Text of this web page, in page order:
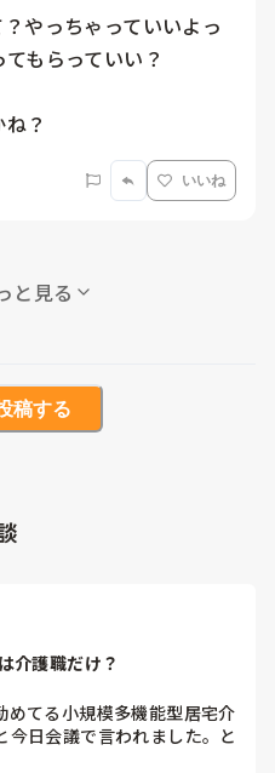
やっちゃっていいよっ
もらっていい？
？
いいね
と見る
稿する
介護職だけ？
めてる小規模多機能型居宅介
日会議で言われました。と
る方のチューブを外したり